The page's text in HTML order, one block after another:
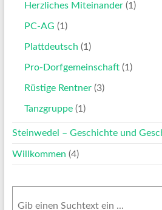
Herzliches Miteinander(1)
PC-AG (1)
Plattdeutsch (1)
Pro-Dorfgemeinschaft(1)
Rüstige Rentner(3)
Tanzgruppe(1)
Steinwedel – Geschichte und
Willkommen (4)